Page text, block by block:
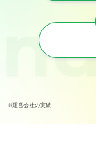
※運営会社の実績